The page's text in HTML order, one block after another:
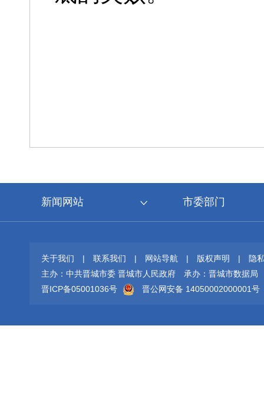
新闻网站 市委部门
关于我们 | 联系我们 | 网站导航 | 版权声明 |
隐
主办：中共晋城市委 晋城市人民政府
承办：晋城市数据局
晋ICP备05001036号
晋公网安备 14050002000001号